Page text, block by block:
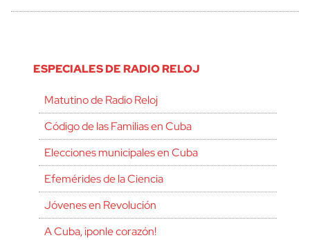
ESPECIALES DE RADIO RELOJ
Matutino de Radio Reloj
Código de las Familias en Cuba
Elecciones municipales en Cuba
Efemérides de la Ciencia
Jóvenes en Revolución
A Cuba, ¡ponle corazón!